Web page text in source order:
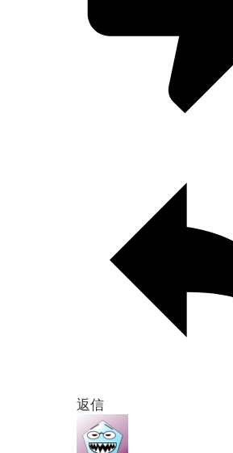
返信